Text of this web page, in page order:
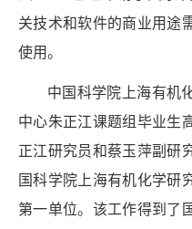
关技术和软件的商业用途
使用。
中国科学院上海有机
中心朱正江课题组毕业生
正江研究员和蔡玉萍副研
国科学院上海有机化学研
第一单位。该工作得到了